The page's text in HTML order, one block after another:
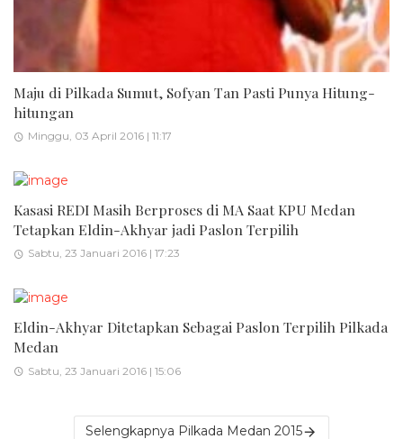
Maju di Pilkada Sumut, Sofyan Tan Pasti Punya Hitung-
hitungan
Minggu, 03 April 2016 | 11:17
Kasasi REDI Masih Berproses di MA Saat KPU Medan
Tetapkan Eldin-Akhyar jadi Paslon Terpilih
Sabtu, 23 Januari 2016 | 17:23
Eldin-Akhyar Ditetapkan Sebagai Paslon Terpilih Pilkada
Medan
Sabtu, 23 Januari 2016 | 15:06
Selengkapnya Pilkada Medan 2015